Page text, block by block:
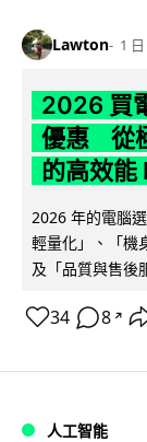
Lawton 1 日
2026 買
優惠 從
的高效能
2026 年的電腦
輕量化」、「機
及「品質與售後
34 8 ↗
人工智能